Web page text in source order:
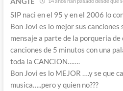
SIP naci en el 95 y en el 2006 lo
Bon Jovi es lo mejor sus canciones
mensaje a parte de la porqueria
canciones de 5 minutos con una
toda la CANCION…….
Bon Jovi es lo MEJOR ….y se que
musica…..pero y quien no???